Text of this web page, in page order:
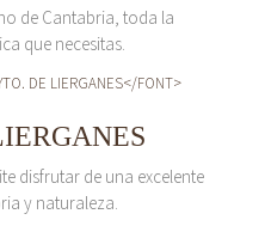
de Cantabria, toda la
que necesitas.
disfrutar de una excelente
y naturaleza.